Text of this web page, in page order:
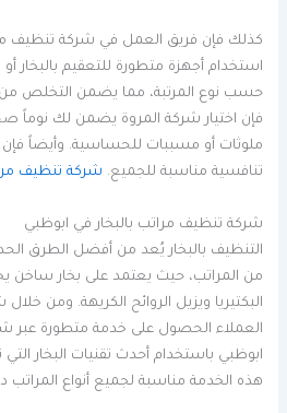
كذلك فإن فريق العمل في شركة تنظيف
استخدام أجهزة متطورة للتعقيم بالبخار أو
حسب نوع المرتبة، مما يضمن التخلص من
فإن اختيار شركة المروة يضمن لك نوماً
ملوثات أو مسببات للحساسية. وأيضاً فإن
تنافسية مناسبة للجميع. شركة تنظيف
شركة تنظيف مراتب بالبخار في ابوظبي
التنظيف بالبخار يُعد من أفضل الطرق
من المراتب، حيث يعتمد على بخار ساخن
البكتيريا ويزيل الروائح الكريهة. ومن
العملاء الحصول على خدمة متطورة عبر
ابوظبي باستخدام أحدث تقنيات البخار
هذه الخدمة مناسبة لجميع أنواع